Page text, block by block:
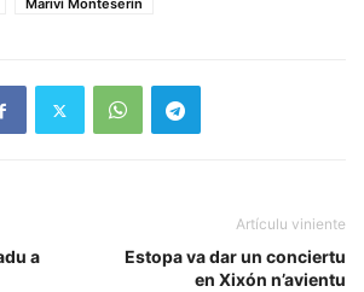
Mariví Monteserín
a
Artículu viniente
Estopa va dar un conciertu
en Xixón n’avientu